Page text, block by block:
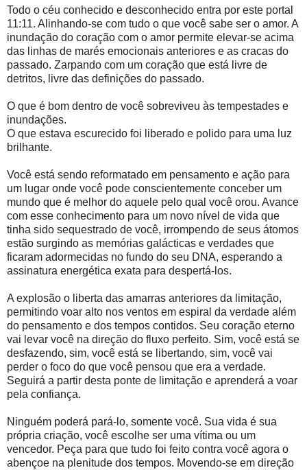
Todo o céu conhecido e desconhecido entra por este portal
11:11. Alinhando-se com tudo o que você sabe ser o amor. A
inundação do coração com o amor permite elevar-se acima
das linhas de marés emocionais anteriores e as cracas do
passado. Zarpando com um coração que está livre de
detritos, livre das definições do passado.
O que é bom dentro de você sobreviveu às tempestades e
inundações.
O que estava escurecido foi liberado e polido para uma luz
brilhante.
Você está sendo reformatado em pensamento e ação para
um lugar onde você pode conscientemente conceber um
mundo que é melhor do aquele pelo qual você orou. Avance
com esse conhecimento para um novo nível de vida que
tinha sido sequestrado de você, irrompendo de seus átomos
estão surgindo as memórias galácticas e verdades que
ficaram adormecidas no fundo do seu DNA, esperando a
assinatura energética exata para despertá-los.
A explosão o liberta das amarras anteriores da limitação,
permitindo voar alto nos ventos em espiral da verdade além
do pensamento e dos tempos contidos. Seu coração eterno
vai levar você na direção do fluxo perfeito. Sim, você está se
desfazendo, sim, você está se libertando, sim, você vai
perder o foco do que você pensou que era a verdade.
Seguirá a partir desta ponte de limitação e aprenderá a voar
pela confiança.
Ninguém poderá pará-lo, somente você. Sua vida é sua
própria criação, você escolhe ser uma vítima ou um
vencedor. Peça para que tudo foi feito contra você agora o
abençoe na plenitude dos tempos. Movendo-se em direção